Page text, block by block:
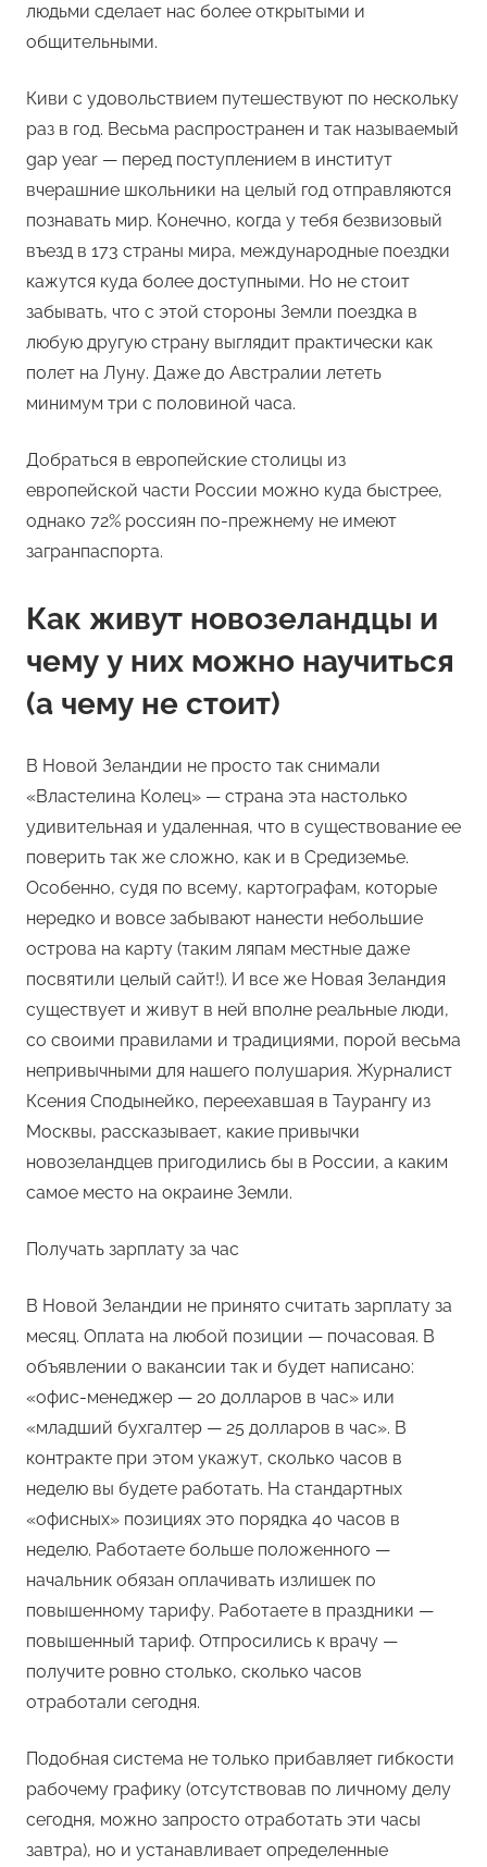
людьми сделает нас более открытыми и
общительными.
Киви с удовольствием путешествуют по нескольку
раз в год. Весьма распространен и так называемый
gap year — перед поступлением в институт
вчерашние школьники на целый год отправляются
познавать мир. Конечно, когда у тебя безвизовый
въезд в 173 страны мира, международные поездки
кажутся куда более доступными. Но не стоит
забывать, что с этой стороны Земли поездка в
любую другую страну выглядит практически как
полет на Луну. Даже до Австралии лететь
минимум три с половиной часа.
Добраться в европейские столицы из
европейской части России можно куда быстрее,
однако 72% россиян по-прежнему не имеют
загранпаспорта.
Как живут новозеландцы и
чему у них можно научиться
(а чему не стоит)
В Новой Зеландии не просто так снимали
«Властелина Колец» — страна эта настолько
удивительная и удаленная, что в существование ее
поверить так же сложно, как и в Средиземье.
Особенно, судя по всему, картографам, которые
нередко и вовсе забывают нанести небольшие
острова на карту (таким ляпам местные даже
посвятили целый сайт!). И все же Новая Зеландия
существует и живут в ней вполне реальные люди,
со своими правилами и традициями, порой весьма
непривычными для нашего полушария. Журналист
Ксения Сподынейко, переехавшая в Таурангу из
Москвы, рассказывает, какие привычки
новозеландцев пригодились бы в России, а каким
самое место на окраине Земли.
Получать зарплату за час
В Новой Зеландии не принято считать зарплату за
месяц. Оплата на любой позиции — почасовая. В
объявлении о вакансии так и будет написано:
«офис-менеджер — 20 долларов в час» или
«младший бухгалтер — 25 долларов в час». В
контракте при этом укажут, сколько часов в
неделю вы будете работать. На стандартных
«офисных» позициях это порядка 40 часов в
неделю. Работаете больше положенного —
начальник обязан оплачивать излишек по
повышенному тарифу. Работаете в праздники —
повышенный тариф. Отпросились к врачу —
получите ровно столько, сколько часов
отработали сегодня.
Подобная система не только прибавляет гибкости
рабочему графику (отсутствовав по личному делу
сегодня, можно запросто отработать эти часы
завтра), но и устанавливает определенные